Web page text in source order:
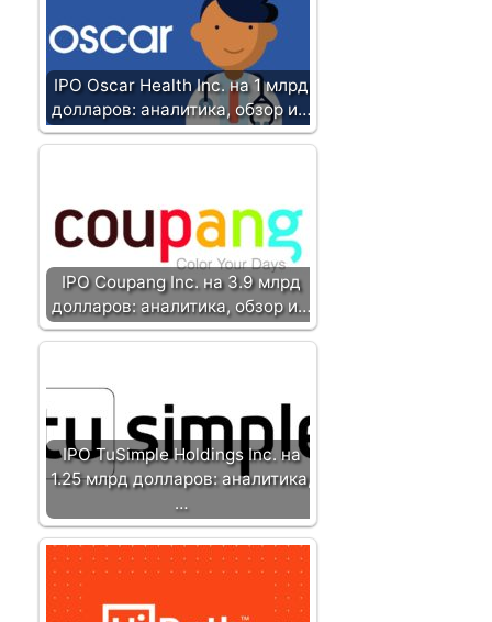
и
IPO Oscar Health Inc. на 1 млрд
долларов: аналитика, обзор и…
IPO Coupang Inc. на 3.9 млрд
долларов: аналитика, обзор и…
IPO TuSimple Holdings Inc. на
1.25 млрд долларов: аналитика,
…